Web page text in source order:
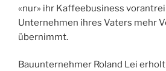
«nur» ihr Kaffeebusiness
Unternehmen ihres Vaters mehr
übernimmt.
Bauunternehmer Roland Lei